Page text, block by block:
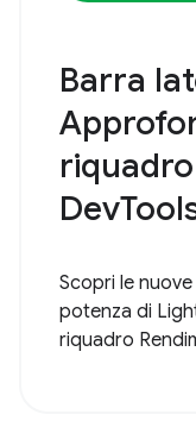
Barra
Scopri le
potenza di
riquadro